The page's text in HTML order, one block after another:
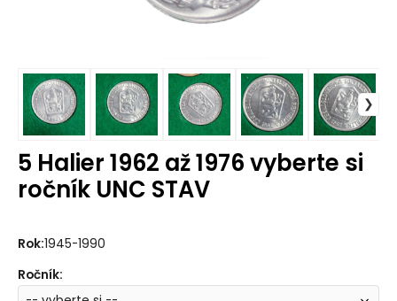
5 Halier 1962 až 1976 vyberte si
ročník UNC STAV
Rok:1945-1990
Ročník: